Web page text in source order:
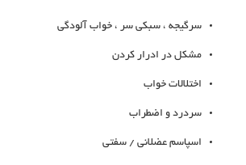
سرگیجه ، سبکی سر ، خواب آلودگی
مشکل در ادرار کردن
اختلالات خواب
سردرد و اضطراب
اسپاسم عضلانی / سفتی